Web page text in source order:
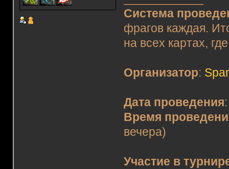
Система
фрагов каждая.
на всех картах,
Организатор:
Дата проведения
Время
вечера)
Участие в